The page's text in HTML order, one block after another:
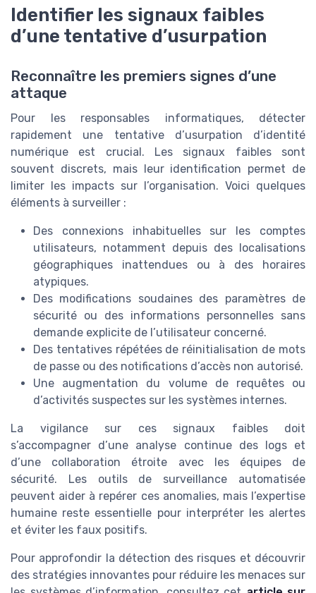
Identifier les signaux faibles
d’une tentative d’usurpation
Reconnaître les premiers signes d’une
attaque
Pour les responsables informatiques, détecter
rapidement une tentative d’usurpation d’identité
numérique est crucial. Les signaux faibles sont
souvent discrets, mais leur identification permet de
limiter les impacts sur l’organisation. Voici quelques
éléments à surveiller :
Des connexions inhabituelles sur les comptes
utilisateurs, notamment depuis des localisations
géographiques inattendues ou à des horaires
atypiques.
Des modifications soudaines des paramètres de
sécurité ou des informations personnelles sans
demande explicite de l’utilisateur concerné.
Des tentatives répétées de réinitialisation de mots
de passe ou des notifications d’accès non autorisé.
Une augmentation du volume de requêtes ou
d’activités suspectes sur les systèmes internes.
La vigilance sur ces signaux faibles doit
s’accompagner d’une analyse continue des logs et
d’une collaboration étroite avec les équipes de
sécurité. Les outils de surveillance automatisée
peuvent aider à repérer ces anomalies, mais l’expertise
humaine reste essentielle pour interpréter les alertes
et éviter les faux positifs.
Pour approfondir la détection des risques et découvrir
des stratégies innovantes pour réduire les menaces sur